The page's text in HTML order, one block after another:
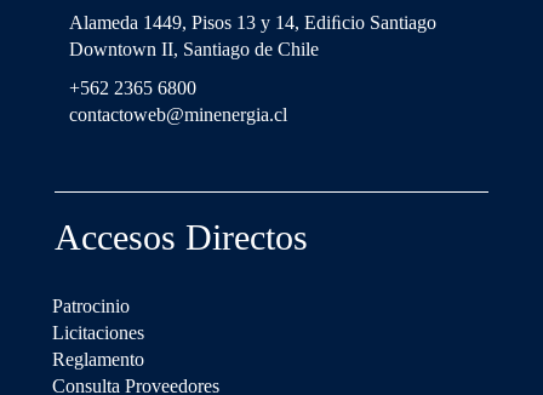
Alameda 1449, Pisos 13 y 14, Ediﬁcio Santiago
Downtown II, Santiago de Chile
+562 2365 6800
contactoweb@minenergia.cl
Accesos Directos
Patrocinio
Licitaciones
Reglamento
Consulta Proveedores